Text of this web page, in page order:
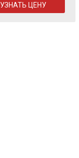
УЗНАТЬ ЦЕНУ